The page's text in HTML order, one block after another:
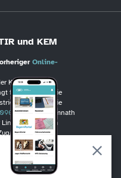
und KEM
Online-
KFZ-
frei, wenn Sie die
haben. Die
09631/88246 , Kemnath
für Personen
haben!